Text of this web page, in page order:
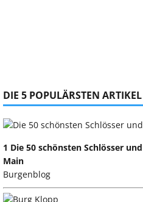
DIE 5 POPULÄRSTEN ARTIKEL
1 Die 50 schönsten Schlösser
Main
Burgenblog